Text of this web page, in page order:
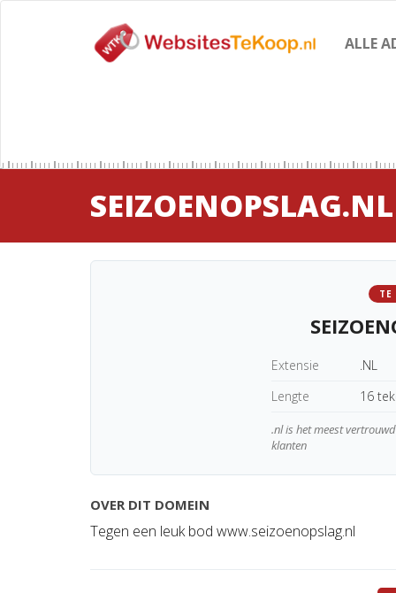
ALLE
SEIZOENOPSLAG.NL
TE
Extensie
.NL
Lengte
16
.nl is het meest
klanten
OVER DIT DOMEIN
Tegen een leuk bod www.seizoenopslag.nl